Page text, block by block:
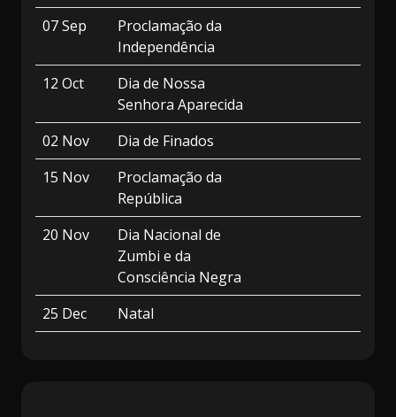
07 Sep
Proclamação da
Independência
12 Oct
Dia de Nossa
Senhora Aparecida
02 Nov
Dia de Finados
15 Nov
Proclamação da
República
20 Nov
Dia Nacional de
Zumbi e da
Consciência Negra
25 Dec
Natal